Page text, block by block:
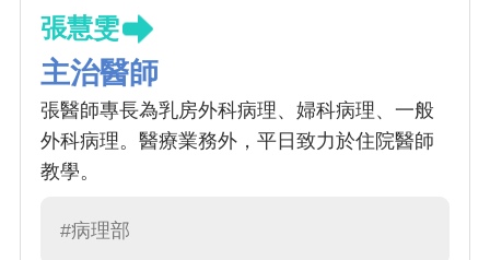
張慧雯
主治醫師
張醫師專長為乳房外科病理、婦科病理、一般
外科病理。醫療業務外，平日致力於住院醫師
教學。
#病理部